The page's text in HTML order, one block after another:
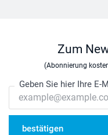
Zum
(Abonnierung
Geben Sie hier Ihre E-
bestätigen